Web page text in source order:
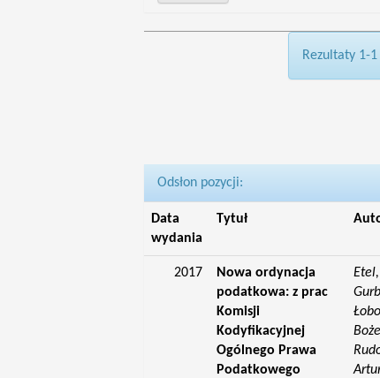
Rezultaty 1-
Odsłon pozycji:
Data
wydania
Tytuł
2017
Nowa ordynacja
podatkowa: z prac
Komisji
Kodyfikacyjnej
Ogólnego Prawa
Podatkowego